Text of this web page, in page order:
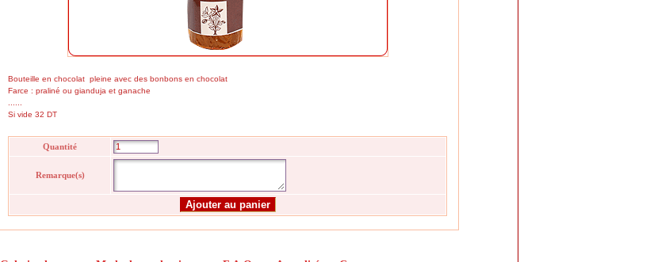
Bouteille en chocolat pleine avec des bonbons en chocolat
Farce : praliné ou gianduja et ganache
Si vide 32 DT
Quantité
Remarque(s)